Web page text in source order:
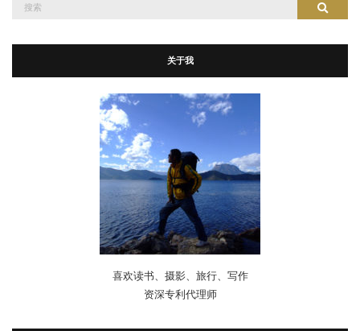
搜索
关于我
喜欢读书、摄影、旅行、写作
资深专利代理师